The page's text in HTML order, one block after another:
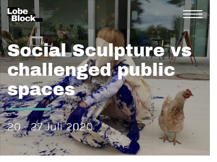
Social Sculpture vs
challenged public
spaces
20 - 27 Juli 2020